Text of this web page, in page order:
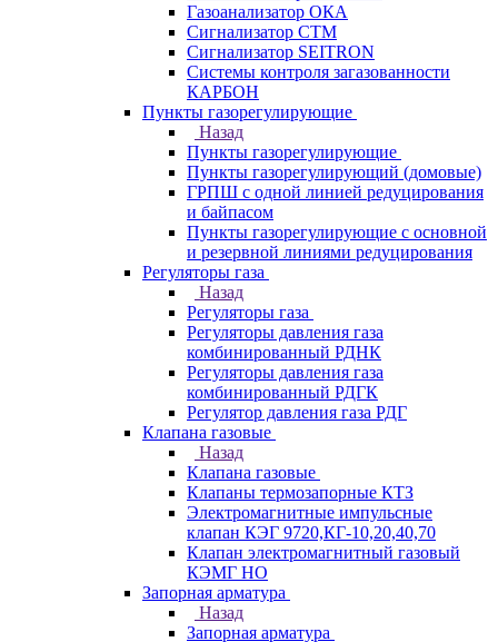
Газоанализатор ОКА
Сигнализатор СТМ
Сигнализатор SEITRON
Системы контроля загазованности
КАРБОН
Пункты газорегулирующие
Назад
Пункты газорегулирующие
Пункты газорегулирующий (домовые)
ГРПШ с одной линией редуцирования
и байпасом
Пункты газорегулирующие с основной
и резервной линиями редуцирования
Регуляторы газа
Назад
Регуляторы газа
Регуляторы давления газа
комбинированный РДНК
Регуляторы давления газа
комбинированный РДГК
Регулятор давления газа РДГ
Клапана газовые
Назад
Клапана газовые
Клапаны термозапорные КТЗ
Электромагнитные импульсные
клапан КЭГ 9720,КГ-10,20,40,70
Клапан электромагнитный газовый
КЭМГ НО
Запорная арматура
Назад
Запорная арматура